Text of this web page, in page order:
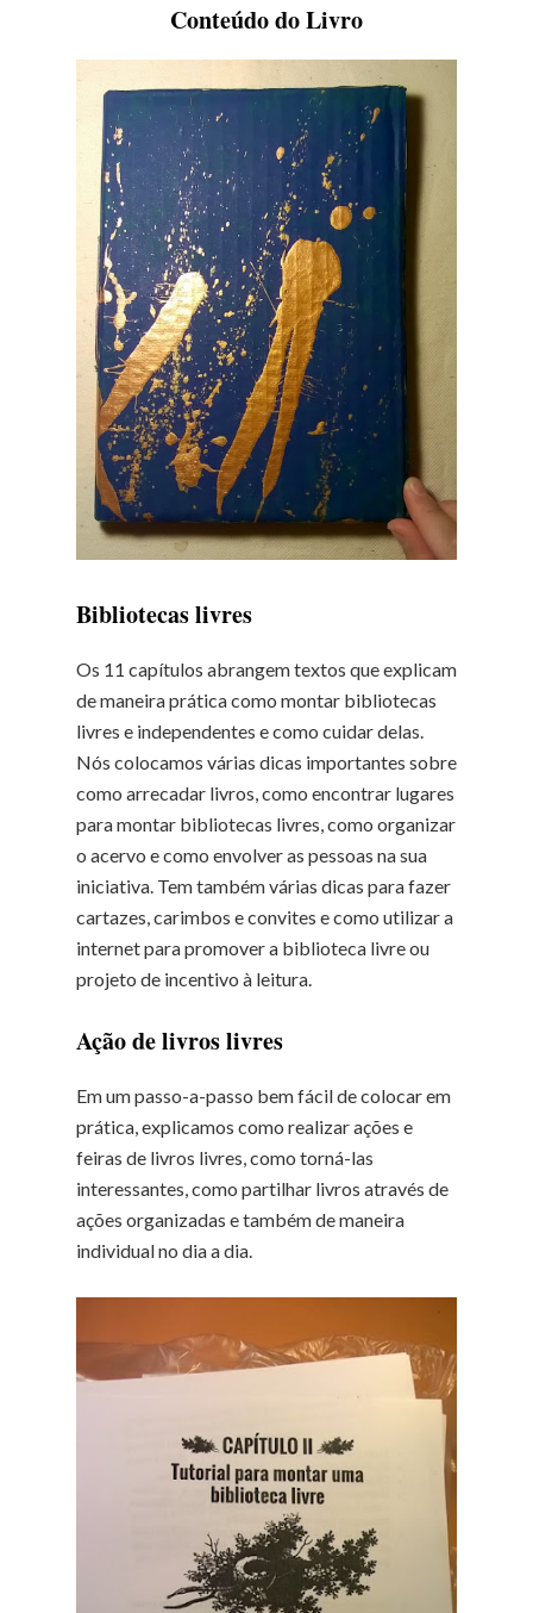
Conteúdo do Livro
Bibliotecas livres
Os 11 capítulos abrangem textos que explicam
de maneira prática como montar bibliotecas
livres e independentes e como cuidar delas.
Nós colocamos várias dicas importantes sobre
como arrecadar livros, como encontrar lugares
para montar bibliotecas livres, como organizar
o acervo e como envolver as pessoas na sua
iniciativa. Tem também várias dicas para fazer
cartazes, carimbos e convites e como utilizar a
internet para promover a biblioteca livre ou
projeto de incentivo à leitura.
Ação de livros livres
Em um passo-a-passo bem fácil de colocar em
prática, explicamos como realizar ações e
feiras de livros livres, como torná-las
interessantes, como partilhar livros através de
ações organizadas e também de maneira
individual no dia a dia.